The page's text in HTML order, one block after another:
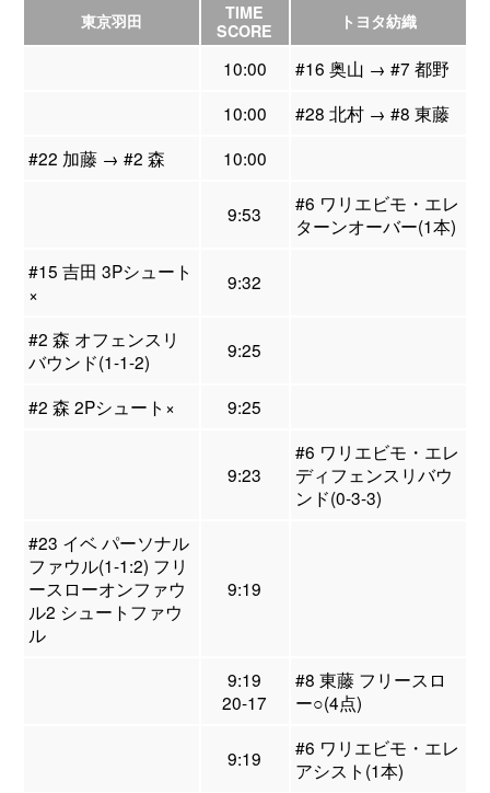
東京羽田
TIME
SCORE
トヨタ紡織
10:00
#16 奥山 → #7 都野
10:00
#28 北村 → #8 東藤
#22 加藤 → #2 森
10:00
9:53
#6 ワリエビモ・エレ
ターンオーバー(1本)
#15 吉田 3Pシュート
×
9:32
#2 森 オフェンスリ
バウンド(1-1-2)
9:25
#2 森 2Pシュート× 9:25
9:23
#6 ワリエビモ・エレ
ディフェンスリバウ
ンド(0-3-3)
#23 イベ パーソナル
ファウル(1-1:2) フリ
ースローオンファウ
ル2 シュートファウ
ル
9:19
9:19
20-17
#8 東藤 フリースロ
ー○(4点)
9:19
#6 ワリエビモ・エレ
アシスト(1本)